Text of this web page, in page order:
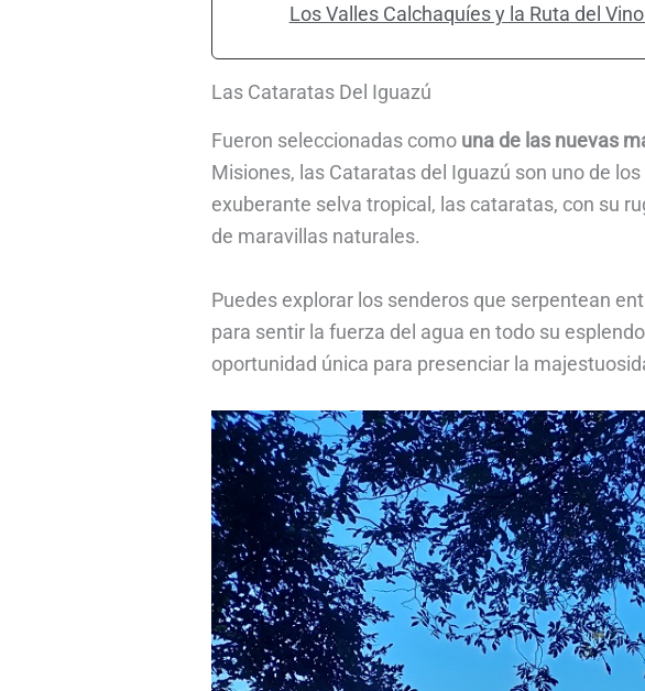
Los Valles Calchaquíes y la Ruta del
Las Cataratas Del Iguazú
Fueron seleccionadas como una de las nuevas
Misiones, las Cataratas del Iguazú son uno de
exuberante selva tropical, las cataratas, con su
de maravillas naturales.
Puedes explorar los senderos que serpentean
para sentir la fuerza del agua en todo su
oportunidad única para presenciar la